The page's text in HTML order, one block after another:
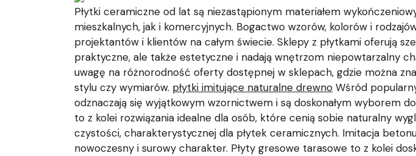
Płytki ceramiczne od lat są niezastąpionym materiałem
mieszkalnych, jak i komercyjnych. Bogactwo wzorów, kolorów i
projektantów i klientów na całym świecie. Sklepy z płytkami oferują
praktyczne, ale także estetyczne i nadają wnętrzom niepowtarzalny
uwagę na różnorodność oferty dostępnej w sklepach, gdzie można
stylu czy wymiarów. płytki imitujące naturalne drewno Wśród
odznaczają się wyjątkowym wzornictwem i są doskonałym wyborem
to z kolei rozwiązania idealne dla osób, które cenią sobie naturalny
czystości, charakterystycznej dla płytek ceramicznych. Imitacja
nowoczesny i surowy charakter. Płyty gresowe tarasowe to z kolei